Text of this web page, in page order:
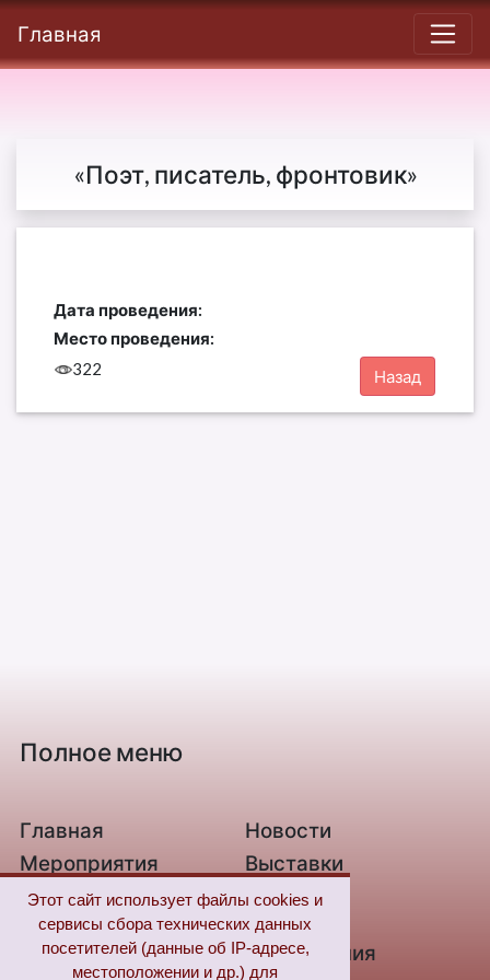
Главная
«Поэт, писатель, фронтовик»
Дата проведения:
Место проведения:
322
Этот сайт использует файлы cookies и
сервисы сбора технических данных
посетителей (данные об IP-адресе,
местоположении и др.) для
Полное меню
Главная
Новости
Мероприятия
Выставки
О библиотеке
Контакты
Связь с нами
Новые
поступления